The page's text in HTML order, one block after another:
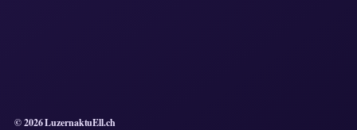
© 2026 LuzernaktuEll.ch